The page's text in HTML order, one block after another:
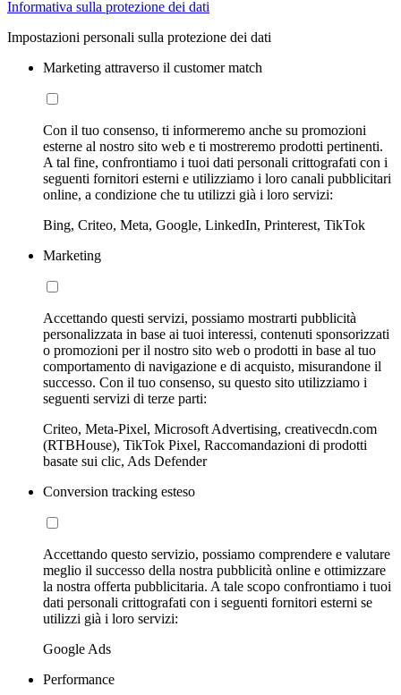
Informativa sulla protezione dei dati
Impostazioni personali sulla protezione dei dati
Marketing attraverso il customer match
Con il tuo consenso, ti informeremo anche su promozioni
esterne al nostro sito web e ti mostreremo prodotti pertinenti.
A tal fine, confrontiamo i tuoi dati personali crittografati con i
seguenti fornitori esterni e utilizziamo i loro canali pubblicitari
online, a condizione che tu utilizzi già i loro servizi:
Bing, Criteo, Meta, Google, LinkedIn, Printerest, TikTok
Marketing
Accettando questi servizi, possiamo mostrarti pubblicità
personalizzata in base ai tuoi interessi, contenuti sponsorizzati
o promozioni per il nostro sito web o prodotti in base al tuo
comportamento di navigazione e di acquisto, misurandone il
successo. Con il tuo consenso, su questo sito utilizziamo i
seguenti servizi di terze parti:
Criteo, Meta-Pixel, Microsoft Advertising, creativecdn.com
(RTBHouse), TikTok Pixel, Raccomandazioni di prodotti
basate sui clic, Ads Defender
Conversion tracking esteso
Accettando questo servizio, possiamo comprendere e valutare
meglio il successo della nostra pubblicità online e ottimizzare
la nostra offerta pubblicitaria. A tale scopo confrontiamo i tuoi
dati personali crittografati con i seguenti fornitori esterni se
utilizzi già i loro servizi:
Google Ads
Performance